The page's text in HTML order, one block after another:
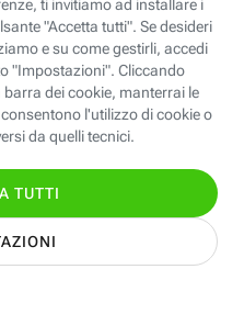
(impostata da
14 giorni
Identifica se
ricontrollare
corrispondenti
(impostata da
pagine
7 giorni
Identifica la
banner
Identifica la